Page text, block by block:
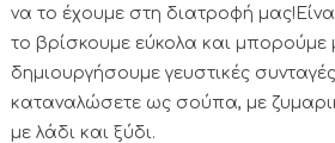
να το έχουμε στη διατροφή
το βρίσκουμε εύκολα και μπορούμε
δημιουργήσουμε γευστικές
καταναλώσετε ως σούπα, με
με λάδι και ξύδι.